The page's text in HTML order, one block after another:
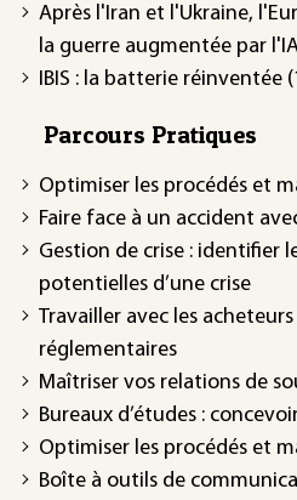
Après l'Iran et l'Ukraine,
la guerre augmentée par
IBIS : la batterie réinventée
Parcours Pratiques
Optimiser les procédés et
Faire face à un accident
Gestion de crise : identifier
potentielles d’une crise
Travailler avec les
réglementaires
Maîtriser vos relations de
Bureaux d’études :
Optimiser les procédés et
Boîte à outils de